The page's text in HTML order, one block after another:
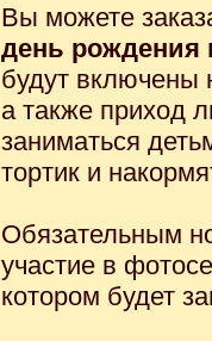
Вы можете
день
будут включены
а также приход
заниматься
тортик и
Обязательным
участие в
котором будет